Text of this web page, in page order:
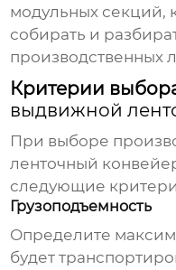
модульных секций,
собирать и
производственных
Критерии
выдвижной
При выборе
ленточный
следующие
Грузоподъемность
Определите
будет